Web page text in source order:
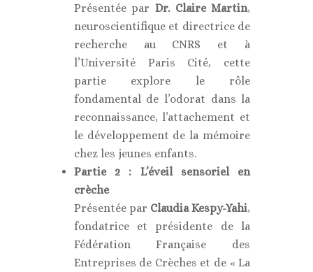
Présentée par Dr. Claire Martin,
neuroscientifique et directrice de
recherche au CNRS et à
l’Université Paris Cité, cette
partie explore le rôle
fondamental de l’odorat dans la
reconnaissance, l’attachement et
le développement de la mémoire
chez les jeunes enfants.
Partie 2 : L’éveil sensoriel en
crèche
Présentée par Claudia Kespy-Yahi,
fondatrice et présidente de la
Fédération Française des
Entreprises de Crèches et de « La